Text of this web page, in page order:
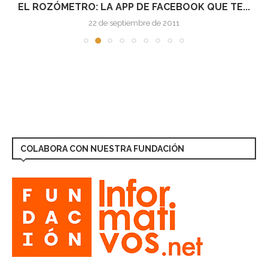
EL ROZÓMETRO: LA APP DE FACEBOOK QUE TE...
22 de septiembre de 2011
COLABORA CON NUESTRA FUNDACIÓN